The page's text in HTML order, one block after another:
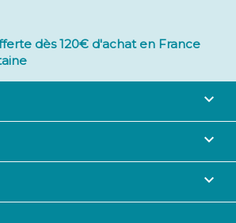
dès 120€ d'achat en France


